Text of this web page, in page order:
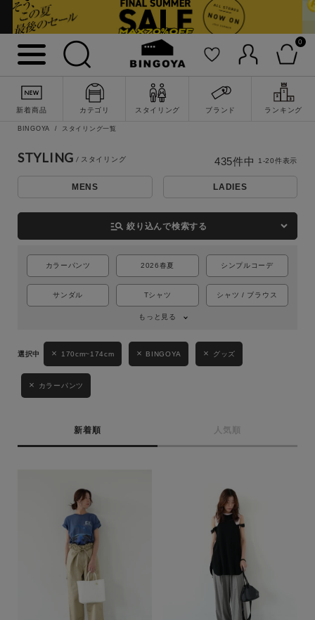
0
新着商品 カテゴリ スタイリング ブランド ランキング
詳細検索
BINGOYA スタイリング一覧
STYLING
MENS LADIES
manage_search 絞り込んで検索する
カラーパンツ 2026春夏 シンプルコーデ
サンダル Tシャツ シャツ / ブラウス
もっと見る
170cm~174cm BINGOYA グッズ
カラーパンツ
新着順 人気順
435件中 1-20件表示